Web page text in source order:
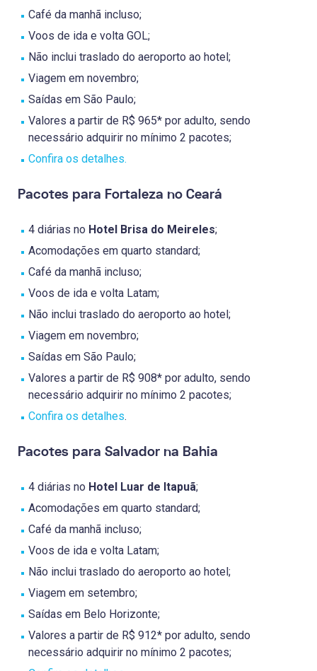
Café da manhã incluso;
Voos de ida e volta GOL;
Não inclui traslado do aeroporto ao hotel;
Viagem em novembro;
Saídas em São Paulo;
Valores a partir de R$ 965* por adulto, sendo
necessário adquirir no mínimo 2 pacotes;
Confira os detalhes.
Pacotes para Fortaleza no Ceará
4 diárias no Hotel Brisa do Meireles;
Acomodações em quarto standard;
Café da manhã incluso;
Voos de ida e volta Latam;
Não inclui traslado do aeroporto ao hotel;
Viagem em novembro;
Saídas em São Paulo;
Valores a partir de R$ 908* por adulto, sendo
necessário adquirir no mínimo 2 pacotes;
Confira os detalhes.
Pacotes para Salvador na Bahia
4 diárias no Hotel Luar de Itapuã;
Acomodações em quarto standard;
Café da manhã incluso;
Voos de ida e volta Latam;
Não inclui traslado do aeroporto ao hotel;
Viagem em setembro;
Saídas em Belo Horizonte;
Valores a partir de R$ 912* por adulto, sendo
necessário adquirir no mínimo 2 pacotes;